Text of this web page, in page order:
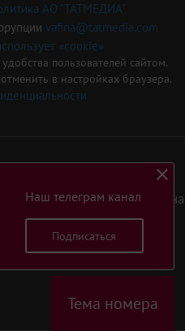
Тема номера
АО "ТАТМЕДИА"
vafina@tatmedia.com
«cookie»
пользователей сайтом.
в настройках браузера.
издание «Татарстан»
их фрагментов ссылка на
Наш телеграм канал
Подписаться